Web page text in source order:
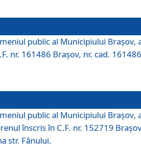
public al Municipiului Braşov,
nr. 161486 Brașov, nr. cad.
public al Municipiului Braşov,
înscris în C.F. nr. 152719
str. Fânului.